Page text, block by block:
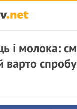
і молока:
варто